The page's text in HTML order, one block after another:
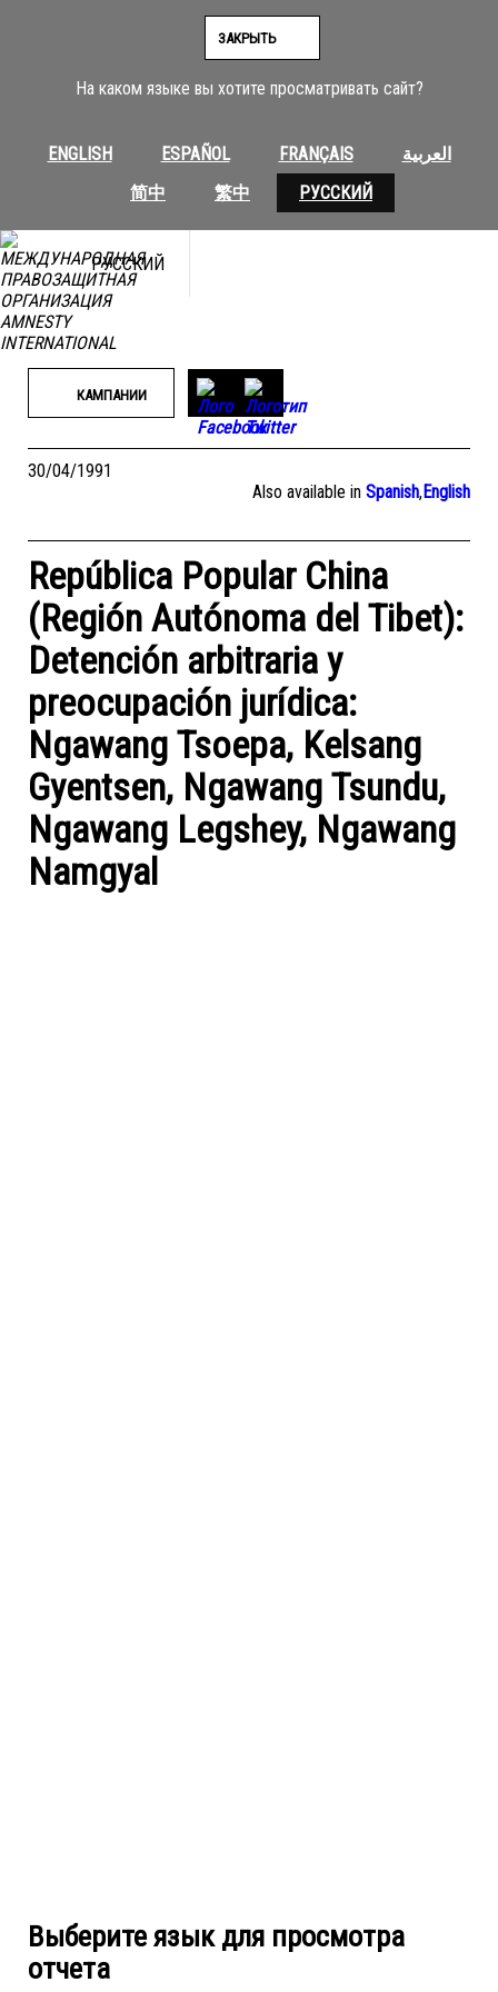
На каком языке вы хотите просматривать сайт?
ENGLISH ESPAÑOL FRANÇAIS
العربية
简中
繁中 РУССКИЙ
ЗАКРЫТЬ
РУССКИЙ
КАМПАНИИ
30/04/1991
Also available in Spanish,English
República Popular China
(Región Autónoma del Tibet):
Detención arbitraria y
preocupación jurídica:
Ngawang Tsoepa, Kelsang
Gyentsen, Ngawang Tsundu,
Ngawang Legshey, Ngawang
Namgyal
Выберите язык для просмотра
отчета